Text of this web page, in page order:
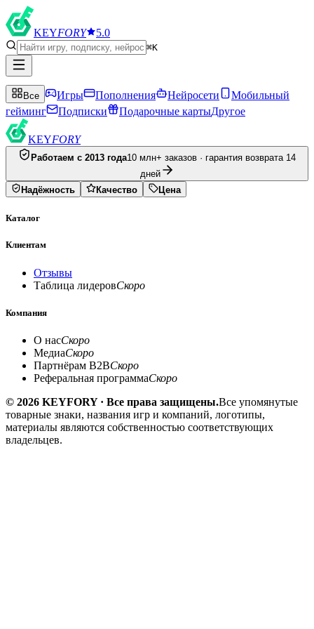
KEYFORY 5.0
⌘K
Все Игры Пополнения Нейросети
Мобильный
гейминг
Подписки Подарочные картыДругое
KEYFORY
Работаем с 2013 года10 млн+ заказов · гарантия возврата 14
дней
Надёжность
Качество Цена
Каталог
Клиентам
Отзывы
Таблица лидеровСкоро
Компания
О насСкоро
МедиаСкоро
Партнёрам B2BСкоро
Реферальная программаСкоро
© 2026 KEYFORY · Все права защищены.Все упомянутые
товарные знаки, названия игр и компаний, логотипы,
материалы являются собственностью соответствующих
владельцев.